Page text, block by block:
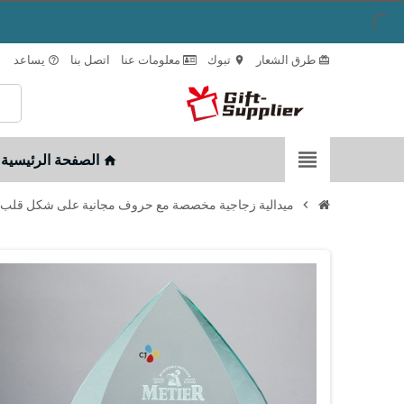
card_giftcard طرق الشعار location_on تبوك معلومات عنا اتصل بنا help_outline يساعد
view_headline
home الصفحة الرئيسية
chevron_right ميدالية زجاجية مخصصة مع حروف مجانية على شكل قلب